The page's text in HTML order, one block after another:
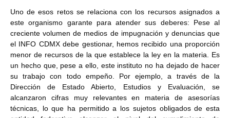
Uno de esos retos se relaciona con los recursos asignados a
este organismo garante para atender sus deberes: Pese al
creciente volumen de medios de impugnación y denuncias que
el INFO CDMX debe gestionar, hemos recibido una proporción
menor de recursos de la que establece la ley en la materia. Es
un hecho que, pese a ello, este instituto no ha dejado de hacer
su trabajo con todo empeño. Por ejemplo, a través de la
Dirección de Estado Abierto, Estudios y Evaluación, se
alcanzaron cifras muy relevantes en materia de asesorías
técnicas, lo que ha permitido a los sujetos obligados de esta